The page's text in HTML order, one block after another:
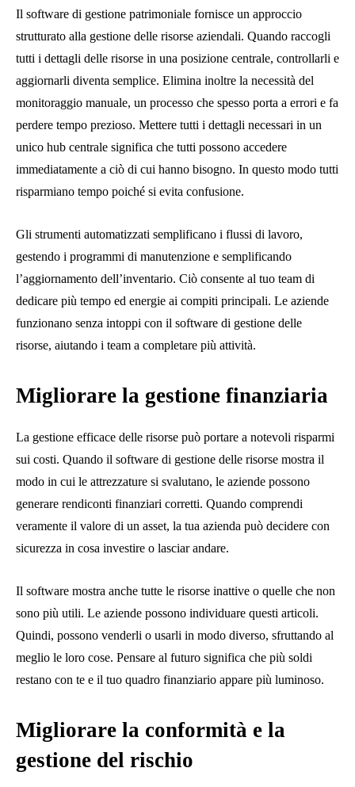
Il software di gestione patrimoniale fornisce un approccio
strutturato alla gestione delle risorse aziendali. Quando raccogli
tutti i dettagli delle risorse in una posizione centrale, controllarli e
aggiornarli diventa semplice. Elimina inoltre la necessità del
monitoraggio manuale, un processo che spesso porta a errori e fa
perdere tempo prezioso. Mettere tutti i dettagli necessari in un
unico hub centrale significa che tutti possono accedere
immediatamente a ciò di cui hanno bisogno. In questo modo tutti
risparmiano tempo poiché si evita confusione.
Gli strumenti automatizzati semplificano i flussi di lavoro,
gestendo i programmi di manutenzione e semplificando
l’aggiornamento dell’inventario. Ciò consente al tuo team di
dedicare più tempo ed energie ai compiti principali. Le aziende
funzionano senza intoppi con il software di gestione delle
risorse, aiutando i team a completare più attività.
Migliorare la gestione finanziaria
La gestione efficace delle risorse può portare a notevoli risparmi
sui costi. Quando il software di gestione delle risorse mostra il
modo in cui le attrezzature si svalutano, le aziende possono
generare rendiconti finanziari corretti. Quando comprendi
veramente il valore di un asset, la tua azienda può decidere con
sicurezza in cosa investire o lasciar andare.
Il software mostra anche tutte le risorse inattive o quelle che non
sono più utili. Le aziende possono individuare questi articoli.
Quindi, possono venderli o usarli in modo diverso, sfruttando al
meglio le loro cose. Pensare al futuro significa che più soldi
restano con te e il tuo quadro finanziario appare più luminoso.
Migliorare la conformità e la
gestione del rischio